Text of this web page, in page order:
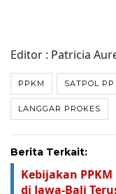
Editor : Patricia
PPKM SATPOL PP
LANGGAR PROKES
Berita Terkait:
Kebijakan
di Jawa-Bali